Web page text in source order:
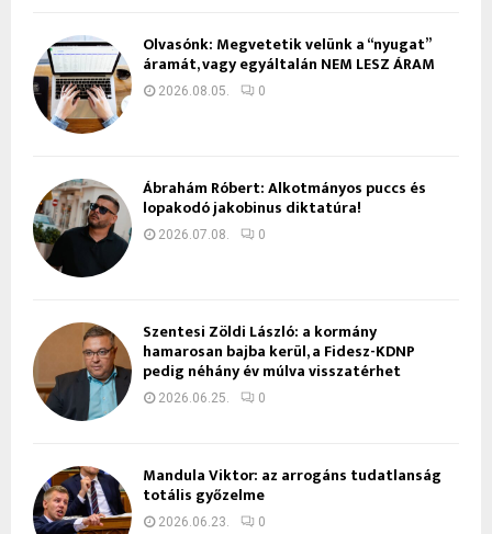
Olvasónk: Megvetetik velünk a “nyugat”
áramát, vagy egyáltalán NEM LESZ ÁRAM
2026.08.05. 0
Ábrahám Róbert: Alkotmányos puccs és
lopakodó jakobinus diktatúra!
2026.07.08. 0
Szentesi Zöldi László: a kormány
hamarosan bajba kerül, a Fidesz-KDNP
pedig néhány év múlva visszatérhet
2026.06.25. 0
Mandula Viktor: az arrogáns tudatlanság
totális győzelme
2026.06.23. 0